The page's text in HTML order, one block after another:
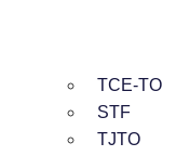
TCE-TO
STF
TJTO